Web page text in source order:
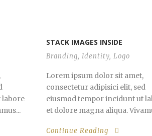
labore
STACK IMAGES INSIDE
Branding, Identity, Logo
Lorem ipsum dolor sit amet,
consectetur adipisici elit, sed
eiusmod tempor incidunt ut
et dolore magna aliqua.
Continue Reading